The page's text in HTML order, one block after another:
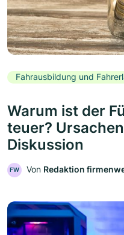
Fahrausbildung und
Warum ist der
teuer?
Diskussion
FW Von Redaktion